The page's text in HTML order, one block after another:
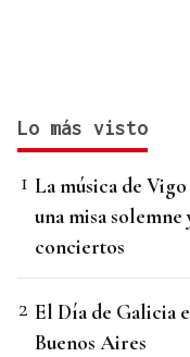
Lo más visto
La música de
una misa
conciertos
El Día de Galicia
Buenos Aires